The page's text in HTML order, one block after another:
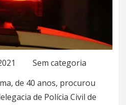
Sem categoria
de 40 anos, procurou
de Polícia Civil de